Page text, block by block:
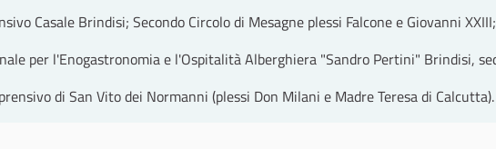
Casale Brindisi; Secondo Circolo di Mesagne plessi Falcone e Giovanni XXIII;
per l'Enogastronomia e l'Ospitalità Alberghiera "Sandro Pertini" Brindisi,
di San Vito dei Normanni (plessi Don Milani e Madre Teresa di Calcutta).